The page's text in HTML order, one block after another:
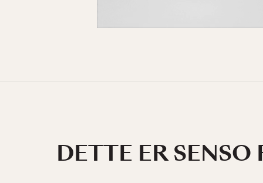
DETTE ER SENSO